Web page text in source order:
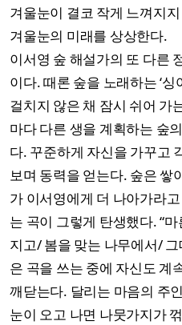
겨울눈이 결코 작게 느껴지
겨울눈의 미래를 상상한다.
이서영 숲 해설가의 또 다른
이다. 때론 숲을 노래하는 ‘
걸치지 않은 채 잠시 쉬어 가
마다 다른 생을 계획하는 숲
다. 꾸준하게 자신을 가꾸고
보며 동력을 얻는다. 숲은 쌓
가 이서영에게 더 나아가라
는 곡이 그렇게 탄생했다. “
지고/ 봄을 맞는 나무에서/
은 곡을 쓰는 중에 자신도 계
깨닫는다. 달리는 마음의 주
눈이 오고 나면 나뭇가지가